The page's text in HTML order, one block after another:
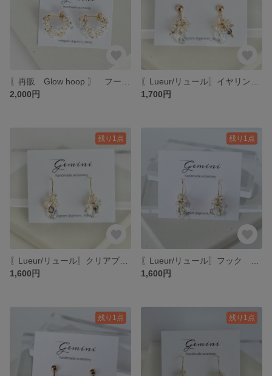
2,000円
1,700円
残り1点
1,600円
残り1点
1,600円
残り1点 残り1点